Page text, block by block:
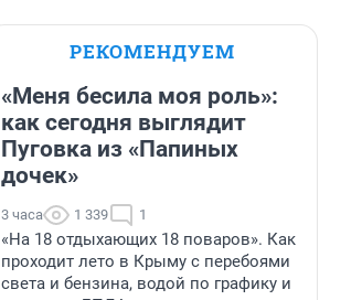
РЕКОМЕНДУЕМ
«Меня бесила моя роль»:
как сегодня выглядит
Пуговка из «Папиных
дочек»
3 часа 1 339 1
«На 18 отдыхающих 18 поваров». Как
проходит лето в Крыму с перебоями
света и бензина, водой по графику и